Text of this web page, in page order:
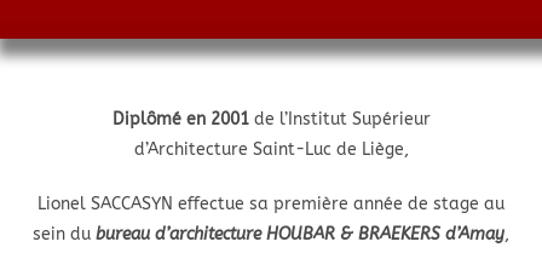
Diplômé en 2001de l’Institut Supérieur
d’Architecture Saint-Luc de Liège,
Lionel SACCASYN effectue sa première année de stage au
sein du bureau d’architecture HOUBAR & BRAEKERS d’Amay,